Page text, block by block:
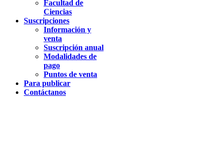
Facultad de
Ciencias
Suscripciones
Información y
venta
Suscripción anual
Modalidades de
pago
Puntos de venta
Para publicar
Contáctanos